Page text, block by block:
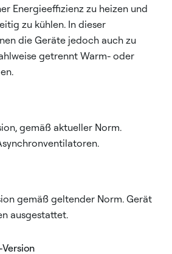
Energieeffizienz zu heizen und
zu kühlen. In dieser
die Geräte jedoch auch zu
getrennt Warm- oder
gemäß aktueller Norm.
gemäß geltender Norm. Gerät
ausgestattet.